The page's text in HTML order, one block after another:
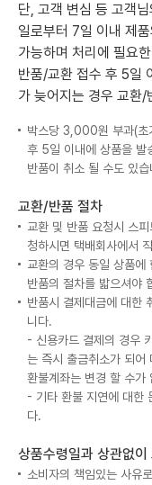
단, 고객 변심 등 고객
일로부터 7일 이내 제
가능하며 처리에 필요
반품/교환 접수 후 5일
가 늦어지는 경우 교환/
박스당 3,000원 부과(초
후 5일 이내에 상품을 발
반품이 취소 될 수도 있습
교환/반품 절차
교환 및 반품 요청시 스
청하시면 택배회사에서
교환의 경우 동일 상품에
반품의 절차를 밟으셔야
반품시 결제대금에 대한
니다.
- 신용카드 결제의 경우
는 즉시 출금취소가 되어
환불계좌는 변경 할 수가
- 기타 환불 지연에 대한
다.
상품수령일과 상관없
소비자의 책임있는 사유